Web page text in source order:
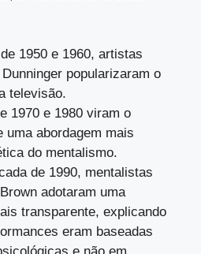
1950 e 1960, artistas
popularizaram o
televisão.
1970 e 1980 viram o
uma abordagem mais
do mentalismo.
de 1990, mentalistas
adotaram uma
transparente, explicando
eram baseadas